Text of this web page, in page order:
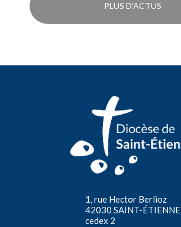
PLUS D'ACTUS
1, rue Hector Berlioz
42030 SAINT-ÉTIENNE
cedex 2